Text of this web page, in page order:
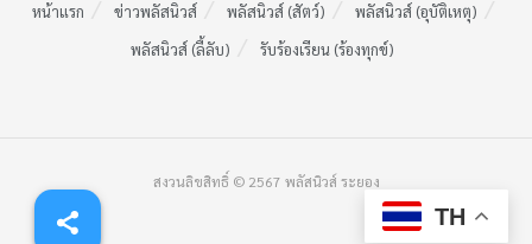
หน้าแรก ข่าวพลัสนิวส์ พลัสนิวส์ (สัตว์)
พลัสนิวส์ (อุบัติเหตุ)
พลัสนิวส์ (ลี้ลับ)
รับร้องเรียน (ร้องทุกข์)
สงวนลิขสิทธิ์ © 2567 พลัสนิวส์ ระยอง
TH